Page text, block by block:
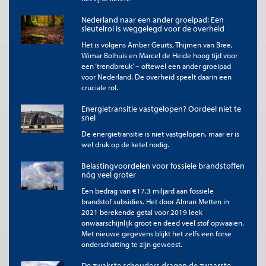
alweer forse (en kostbare) vertraging opgelopen. En het
voorbeeld van de Zuid-Koreaanse bouwer KHNP, die een serie
van vier opeenvolgende centrales in de VAE heeft gebouwd,
laat het evenmin zien. Een vergelijking van de start- en
opleverdata leert dat de tweede reactor weliswaar drie
maanden sneller werd opgeleverd dan de eerste, en de derde
reactor nog een maand sneller, maar de vierde reactor weer
langzamer dan de eerste (zie
Vertraging zit tot nu toe in de bouw van alle generatie III+
centrales, en wie voor de hoge kosten die dat veroorzaakt
opdraait is een cruciaal onderhandelingspunt bij het te sluiten
bouwcontract. Doordat lokale factoren zo’n doorslaggevende
rol spelen is ervaring met de bouw weliswaar een groot
voordeel, maar die lokale factoren confronteren ook bouwers
met ervaring altijd weer met verrassingen
belooft veel sneller te bouwen is daarom pas geloofwaardig, als
hij de financiële risico’s die niet aan veranderende regelgeving
te wijten zijn, op zich wil nemen.
2.a Bouwkosten: elke nieuwe generatie is duurder
dan de vorige
Nederland naar een ander groeipad: Een
sleutelrol is weggelegd voor de overheid
Het is volgens Amber Geurts, Thijmen van Bree,
Wimar Bolhuis en Marcel de Heide hoog tijd voor
een ‘trendbreuk’ – oftewel een ander groeipad
voor Nederland. De overheid speelt daarin een
cruciale rol.
Energietransitie vastgelopen? Oordeel niet te
snel
De energietransitie is niet vastgelopen, maar er is
wel druk op de ketel nodig.
Belastingvoordelen voor fossiele brandstoffen
nóg veel groter
Een bedrag van €17,3 miljard aan fossiele
brandstof subsidies. Het door Alman Metten in
2021 berekende getal voor 2019 leek
onwaarschijnlijk groot en deed veel stof opwaaien.
Met nieuwe gegevens blijkt het zelfs een forse
onderschatting te zijn geweest.